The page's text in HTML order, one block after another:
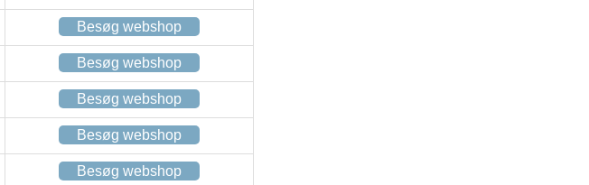
Besøg webshop
Besøg webshop
Besøg webshop
Besøg webshop
Besøg webshop